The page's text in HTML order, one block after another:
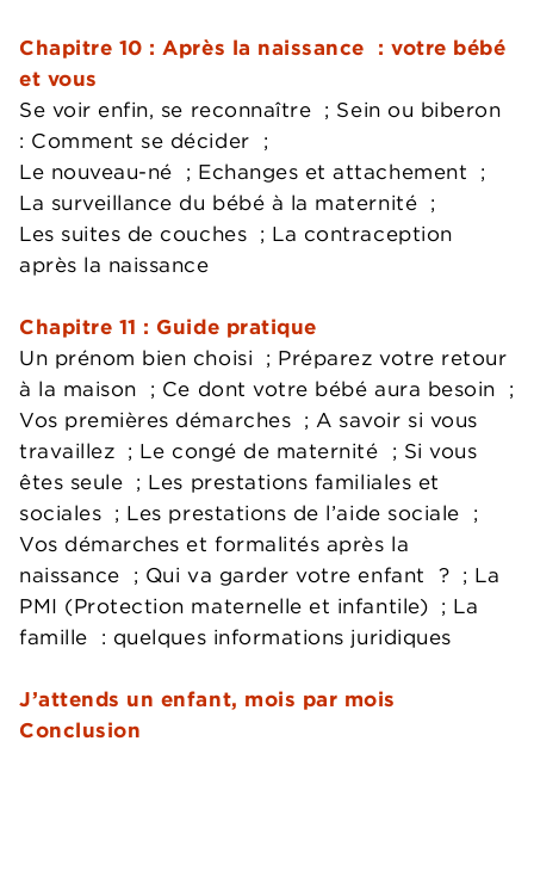
Chapitre 10 : Après la naissance : votre bébé
et vous
Se voir enfin, se reconnaître ; Sein ou biberon
: Comment se décider ;
Le nouveau-né ; Echanges et attachement ;
La surveillance du bébé à la maternité ;
Les suites de couches ; La contraception
après la naissance
Chapitre 11 : Guide pratique
Un prénom bien choisi ; Préparez votre retour
à la maison ; Ce dont votre bébé aura besoin ;
Vos premières démarches ; A savoir si vous
travaillez ; Le congé de maternité ; Si vous
êtes seule ; Les prestations familiales et
sociales ; Les prestations de l’aide sociale ;
Vos démarches et formalités après la
naissance ; Qui va garder votre enfant ? ; La
PMI (Protection maternelle et infantile) ; La
famille : quelques informations juridiques
J’attends un enfant, mois par mois
Conclusion